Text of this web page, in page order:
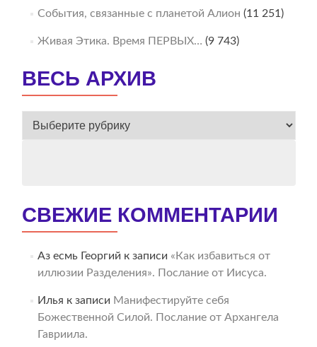
События, связанные с планетой Алион (11 251)
Живая Этика. Время ПЕРВЫХ… (9 743)
ВЕСЬ АРХИВ
ВЕСЬ
СВЕЖИЕ КОММЕНТАРИИ
Аз есмь Георгий к записи «Как избавиться от
иллюзии Разделения». Послание от Иисуса.
Илья к записи Манифестируйте себя
Божественной Силой. Послание от Архангела
Гавриила.